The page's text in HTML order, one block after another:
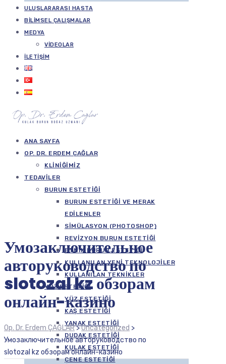
ULUSLARARASI HASTA
BILIMSEL ÇALIŞMALAR
MEDYA
VIDEOLAR
İLETIŞIM
ANA SAYFA
OP. DR. ERDEM ÇAĞLAR
KLINIĞIMIZ
TEDAVILER
BURUN ESTETIĞI
BURUN ESTETIĞI VE MERAK
EDILENLER
SIMÜLASYON (PHOTOSHOP)
REVIZYON BURUN ESTETIĞI
ETNIK BURUN ESTETIĞI
KULLANILAN YENI TEKNOLOJILER
KULLANILAN TEKNIKLER
YÜZ ESTETIĞI
YÜZ ESTETIĞI
KAŞ ESTETIĞI
YANAK ESTETIĞI
DUDAK ESTETIĞI
KULAK ESTETIĞI
ÇENE ESTETIĞI
Умозаключительное
авторуководство по
slotozal kz обзорам
онлайн-казино
Op. Dr. Erdem ÇAĞLAR>Uncategorized >
Умозаключительное авторуководство по
slotozal kz обзорам онлайн-казино